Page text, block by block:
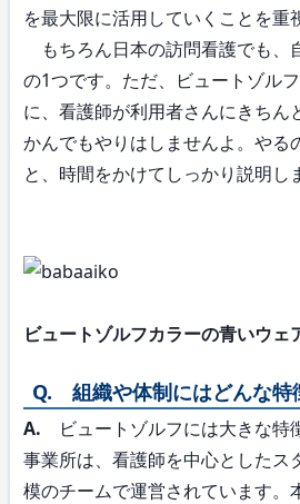
を最大限に活用していくことを重
もちろん日本の訪問看護でも、
の1つです。ただ、ビュートゾル
に、看護師が利用者さんにきちん
かんでもやりはしませんよ。やる
と、時間をかけてしっかり説明し
ビュートゾルフカラーの青いウェ
Q. 組織や体制にはどんな特
A. ビュートゾルフには大きな特
事業所は、看護師を中心としたス
模のチームで運営されています。